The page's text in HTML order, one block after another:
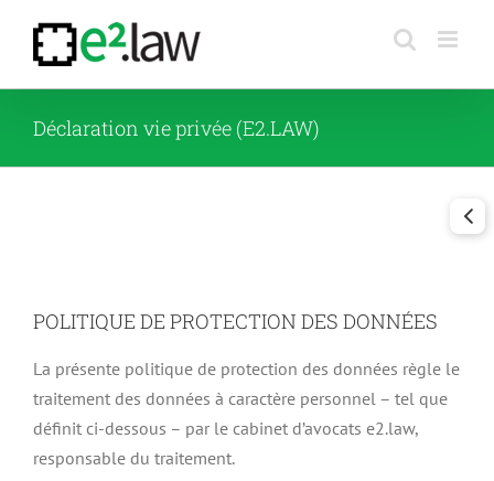
content
Déclaration vie privée (E2.LAW)
POLITIQUE DE PROTECTION DES DONNÉES
La présente politique de protection des données règle le
traitement des données à caractère personnel – tel que
définit ci-dessous – par le cabinet d’avocats e2.law,
responsable du traitement.